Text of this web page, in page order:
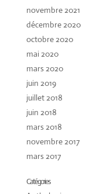
novembre 2021
décembre 2020
octobre 2020
mai 2020
mars 2020
juin 2019
juillet 2018
juin 2018
mars 2018
novembre 2017
mars 2017
Catégories